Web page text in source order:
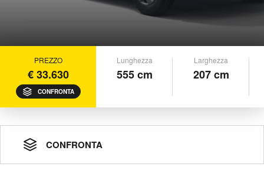
PREZZO
€ 33.630
CONFRONTA
Lunghezza
555 cm
Larghezza
207 cm
CONFRONTA